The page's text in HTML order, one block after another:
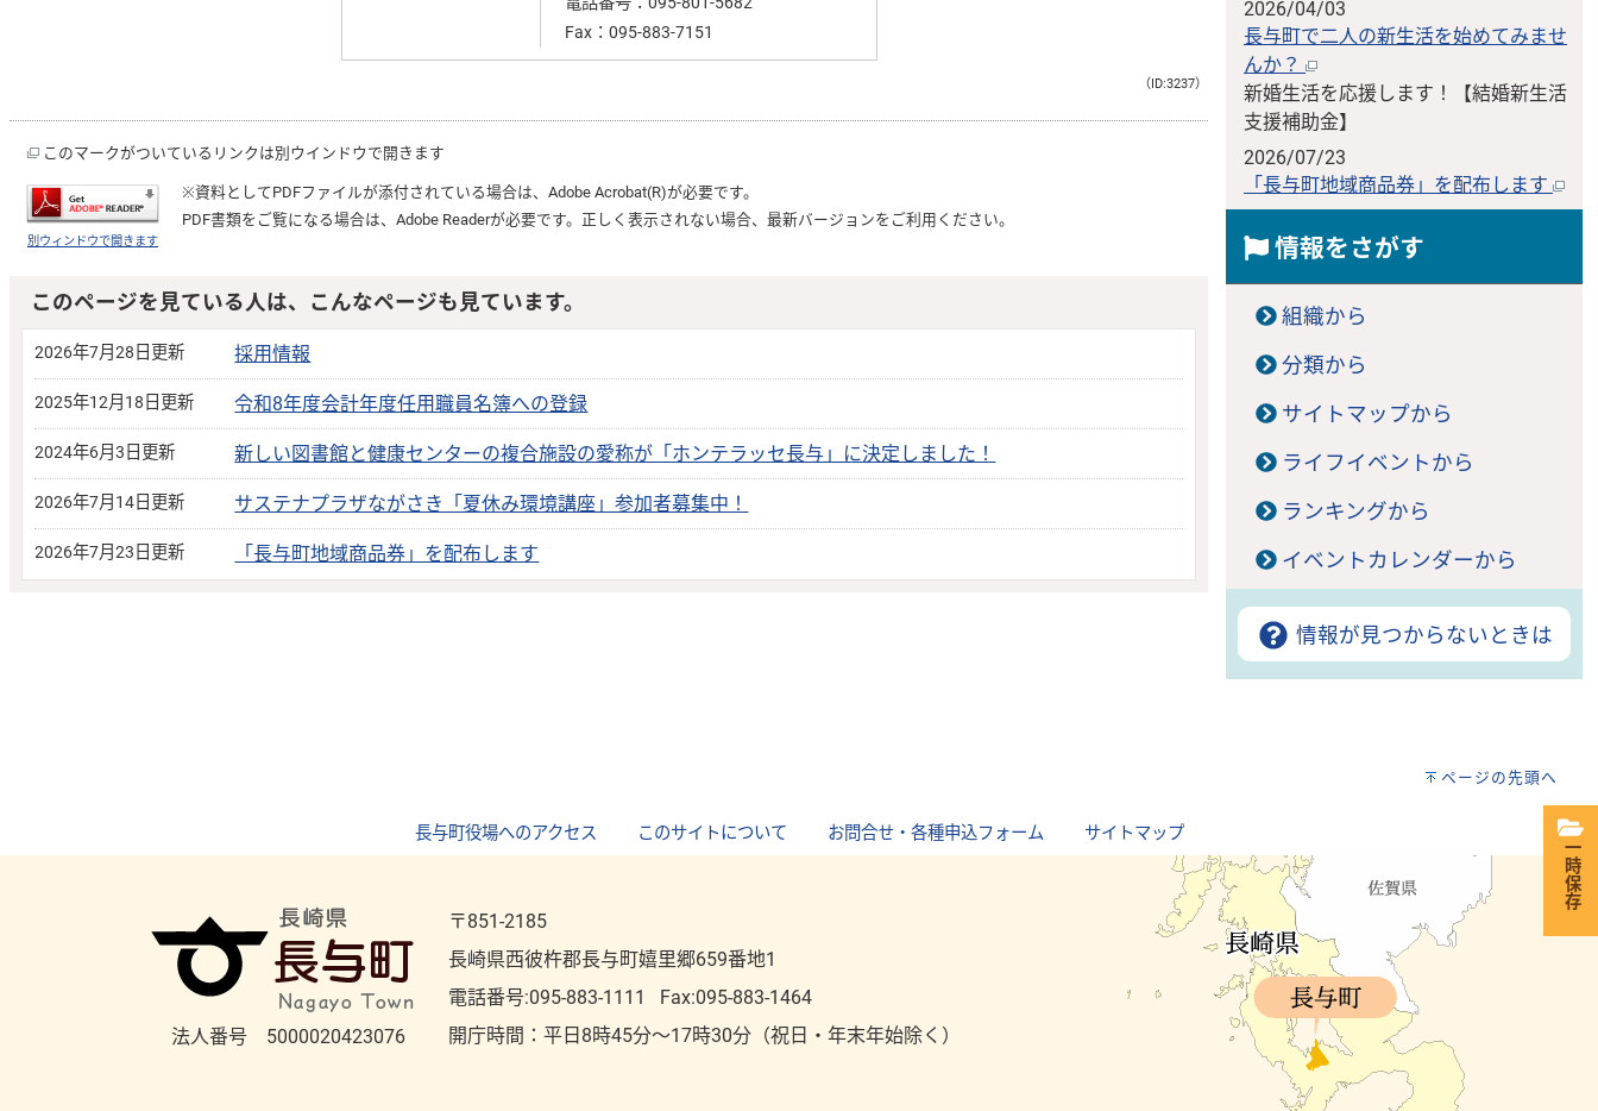
Fax：095-883-7151
（ID:3237）
このマークがついているリンクは別ウインドウで開きます
別ウィンドウで開きます
※資料としてPDFファイルが添付されている場合は、 Adobe Acrobat(R)が必要です。
PDF書類をご覧になる場合は、 Adobe Readerが必要です。正しく表示されない場合、最新バージョンをご利用ください。
このページを見ている人は、こんなページも見ています。
2026年7月28日更新 採用情報
2025年12月18日更新 令和8年度会計年度任用職員名簿への登録
2024年6月3日更新 新しい図書館と健康センターの複合施設の愛称が「ホンテラッセ長与」に決定しました！
2026年7月14日更新 サステナプラザながさき「夏休み環境講座」参加者募集中！
2026年7月23日更新 「長与町地域商品券」を配布します
2026/04/03
長与町で二人の新生活を始めてみませ
んか？
新婚生活を応援します！【結婚新生活
支援補助金】
2026/07/23
「長与町地域商品券」を配布します
情報をさがす
組織から
分類から
サイトマップから
ライフイベントから
ランキングから
イベントカレンダーから
情報が見つからないときは
ページの先頭へ
長与町役場へのアクセス このサイトについて お問合せ・各種申込フォーム サイトマップ
法人番号 5000020423076
〒851-2185
長崎県西彼杵郡長与町嬉里郷659番地1
電話番号:095-883-1111
Fax:095-883-1464
開庁時間：平⽇8時45分～17時30分（祝⽇・年末年始除く）
一時保存